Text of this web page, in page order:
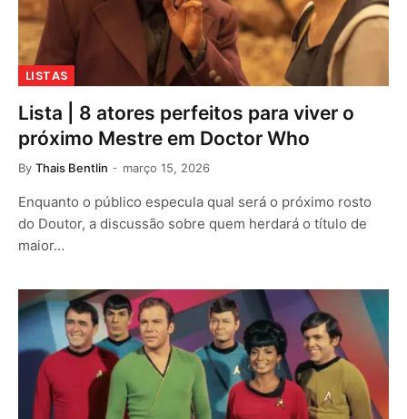
LISTAS
Lista | 8 atores perfeitos para viver o
próximo Mestre em Doctor Who
By Thais Bentlin março 15, 2026
Enquanto o público especula qual será o próximo rosto
do Doutor, a discussão sobre quem herdará o título de
maior…